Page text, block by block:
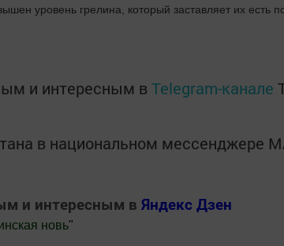
уровень грелина, который заставляет их есть
и интересным в Telegram-канале
в национальном мессенджере
и интересным в Яндекс Дзен
новь"